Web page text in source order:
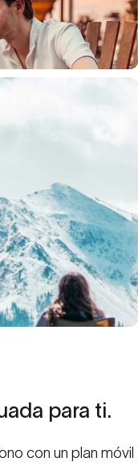
lleva un teléfono, todo se
las ubicaciones y los
a medida que
contigo y con
hasta adultos que se
Spacetalk se adapta a
de la familia,
tener que empezar de
para ti.
con un plan móvil